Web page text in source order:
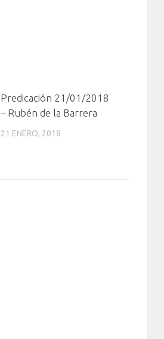
Predicación 21/01/2018
– Rubén de la Barrera
21 ENERO, 2018